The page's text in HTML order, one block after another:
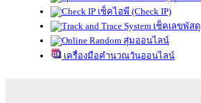
เช็คไอพี (Check IP)
เช็คเลขพัสดุ
สุ่มออนไลน์
เครื่องมือคำนวณวันออนไลน์